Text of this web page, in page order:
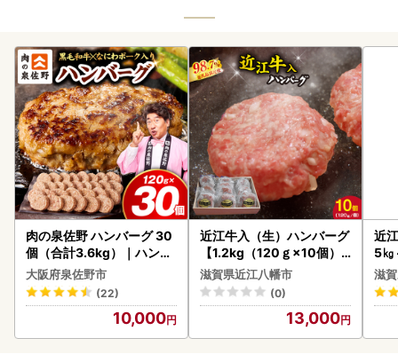
肉の泉佐野 ハンバーグ 30
個（合計3.6kg）｜ハンバ
ーグ 訳あり 黒毛和牛×なに
わポーク
大阪府泉佐野市
(22)
10,000
近江牛入（生）ハンバーグ
【1.2kg（120ｇ×10個）
】【AG09W】
滋賀県近江八幡市
(0)
13,000
近
5㎏
菜
滋